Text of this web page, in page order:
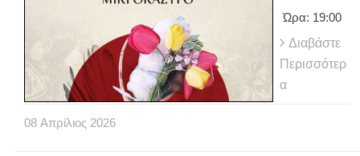
Ώρα: 19:00
Διαβάστε
Περισσότερ
α
08 Απρίλιος 2026